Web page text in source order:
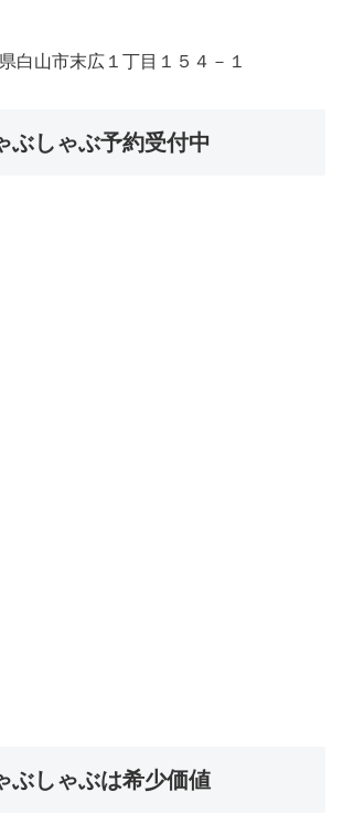
白山市末広１丁目１５４－１
ぶしゃぶ予約受付中
ぶしゃぶは希少価値